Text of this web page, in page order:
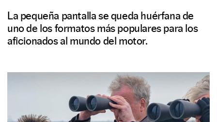
La pequeña pantalla se queda huérfana de
uno de los formatos más populares para los
aficionados al mundo del motor.